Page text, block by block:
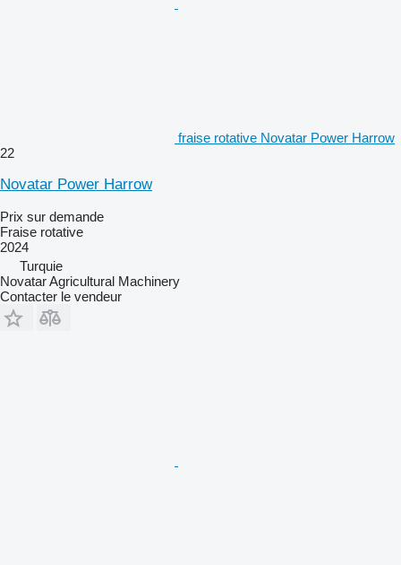
fraise rotative Novatar Power Harrow
22
Novatar Power Harrow
Prix sur demande
Fraise rotative
2024
Turquie
Novatar Agricultural Machinery
Contacter le vendeur